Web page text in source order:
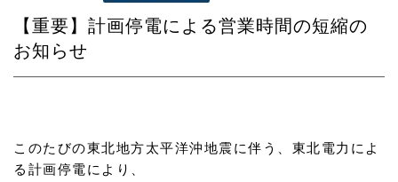
【重要】計画停電による営業時間の短縮の
お知らせ
このたびの東北地方太平洋沖地震に伴う、東北電力によ
る計画停電により、